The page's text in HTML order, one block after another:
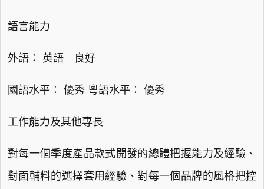
語言能力
外語： 英語 良好
國語水平： 優秀 粵語水平： 優秀
工作能力及其他專長
對每一個季度產品款式開發的總體把握能力及經驗、
對面輔料的選擇套用經驗、對每一個品牌的風格把控